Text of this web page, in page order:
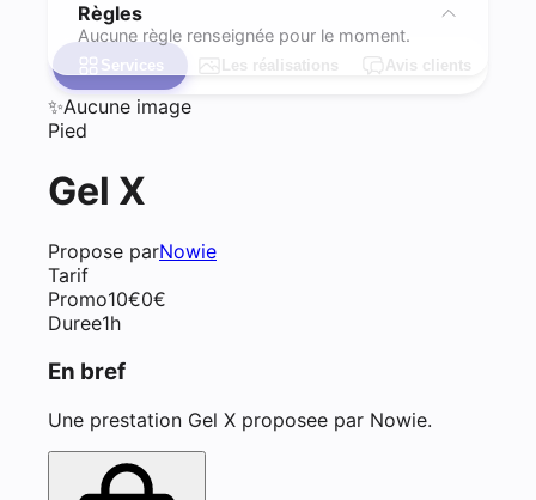
Règles
Aucune règle renseignée pour le moment.
Services Les réalisations Avis clients
✨Aucune image
Pied
Gel X
Propose parNowie
Tarif
Promo10€0€
Duree1h
En bref
Une prestation Gel X proposee par Nowie.